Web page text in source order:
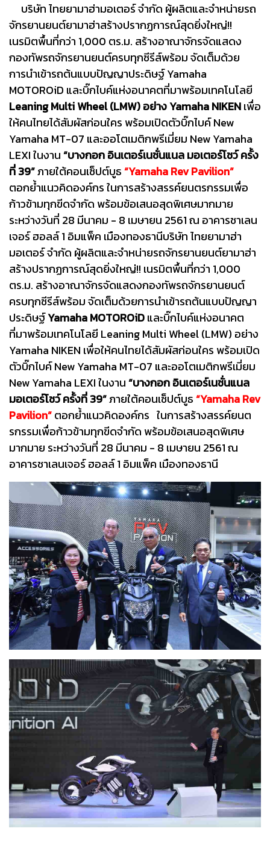
บริษัท ไทยยามาฮ่ามอเตอร์ จำกัด ผู้ผลิตและจำหน่ายรถ
จักรยานยนต์ยามาฮ่าสร้างปรากฏการณ์สุดยิ่งใหญ่!!
เนรมิตพื้นที่กว่า 1,000 ตร.ม. สร้างอาณาจักรจัดแสดง
กองทัพรถจักรยานยนต์ครบทุกซีรีส์พร้อม จัดเต็มด้วย
การนำเข้ารถต้นแบบปัญญาประดิษฐ์ Yamaha
MOTOROiD และบิ๊กไบค์แห่งอนาคตที่มาพร้อมเทคโนโลยี
Leaning Multi Wheel (LMW) อย่าง Yamaha NIKENเพื่อ
ให้คนไทยได้สัมผัสก่อนใคร พร้อมเปิดตัวบิ๊กไบค์ New
Yamaha MT-07 และออโตเมติกพรีเมี่ยม New Yamaha
LEXI ในงาน“บางกอก อินเตอร์เนชั่นแนล มอเตอร์โชว์ ครั้ง
ที่ 39”ภายใต้คอนเซ็ปต์บูธ“Yamaha Rev Pavilion”
ตอกย้ำแนวคิดองค์กร ในการสร้างสรรค์ยนตรกรรมเพื่อ
ก้าวข้ามทุกขีดจำกัด พร้อมข้อเสนอสุดพิเศษมากมาย
ระหว่างวันที่ 28 มีนาคม - 8 เมษายน 2561 ณ อาคารชาเลน
เจอร์ ฮอลล์ 1 อิมแพ็ค เมืองทองธานีบริษัท ไทยยามาฮ่า
มอเตอร์ จำกัด ผู้ผลิตและจำหน่ายรถจักรยานยนต์ยามาฮ่า
สร้างปรากฏการณ์สุดยิ่งใหญ่!! เนรมิตพื้นที่กว่า 1,000
ตร.ม. สร้างอาณาจักรจัดแสดงกองทัพรถจักรยานยนต์
ครบทุกซีรีส์พร้อม จัดเต็มด้วยการนำเข้ารถต้นแบบปัญญา
ประดิษฐ์Yamaha MOTOROiDและบิ๊กไบค์แห่งอนาคต
ที่มาพร้อมเทคโนโลยี Leaning Multi Wheel (LMW) อย่าง
Yamaha NIKEN เพื่อให้คนไทยได้สัมผัสก่อนใคร พร้อมเปิด
ตัวบิ๊กไบค์ New Yamaha MT-07 และออโตเมติกพรีเมี่ยม
New Yamaha LEXI ในงาน“บางกอก อินเตอร์เนชั่นแนล
มอเตอร์โชว์ ครั้งที่ 39”ภายใต้คอนเซ็ปต์บูธ“Yamaha Rev
Pavilion”ตอกย้ำแนวคิดองค์กร ในการสร้างสรรค์ยนต
รกรรมเพื่อก้าวข้ามทุกขีดจำกัด พร้อมข้อเสนอสุดพิเศษ
มากมาย ระหว่างวันที่ 28 มีนาคม - 8 เมษายน 2561 ณ
อาคารชาเลนเจอร์ ฮอลล์ 1 อิมแพ็ค เมืองทองธานี